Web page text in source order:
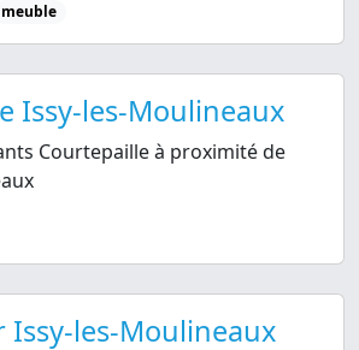
meuble
Issy-les-Moulineaux
Courtepaille à proximité de
Issy-les-Moulineaux